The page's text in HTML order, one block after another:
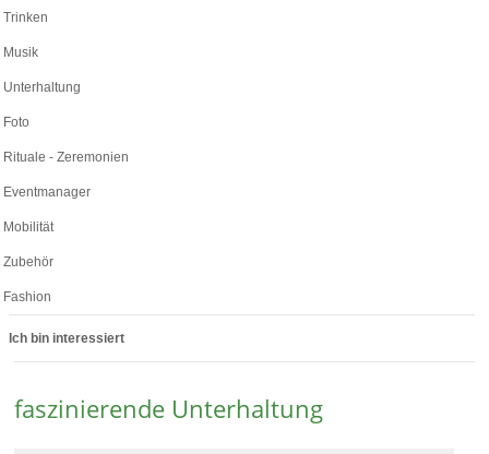
Trinken
Musik
Unterhaltung
Foto
Rituale - Zeremonien
Eventmanager
Mobilität
Zubehör
Fashion
Ich bin interessiert
faszinierende Unterhaltung